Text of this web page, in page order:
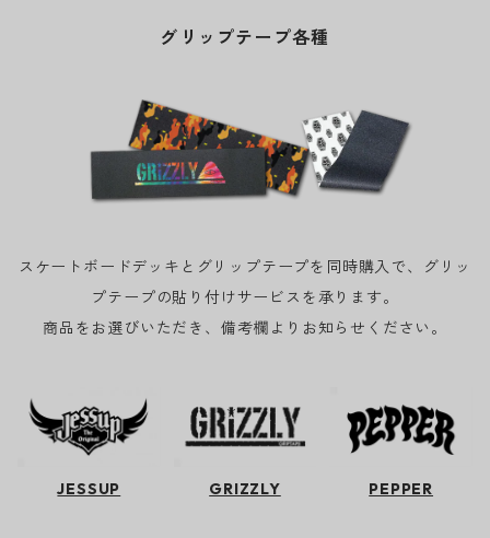
グリップテープ各種
スケートボードデッキとグリップテープを同時購入で、グリッ
プテープの貼り付けサービスを承ります。
商品をお選びいただき、備考欄よりお知らせください。
JESSUP GRIZZLY PEPPER